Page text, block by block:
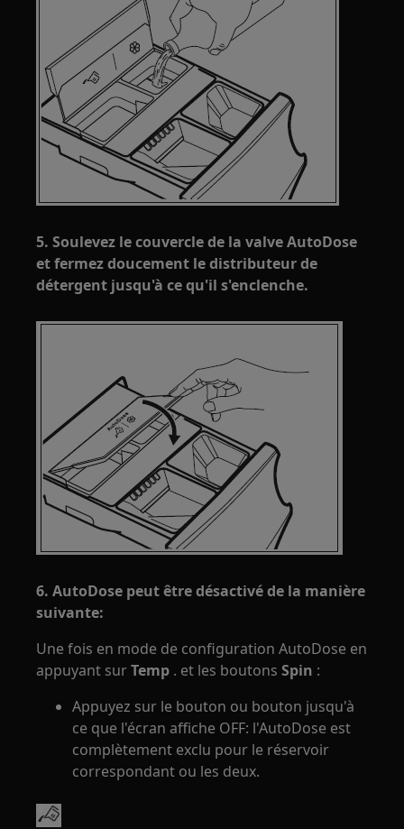
5. Soulevez le couvercle de la valve AutoDose
et fermez doucement le distributeur de
détergent jusqu'à ce qu'il s'enclenche.
6. AutoDose peut être désactivé de la manière
suivante:
Une fois en mode de configuration AutoDose en
appuyant surTemp . et les boutonsSpin :
Appuyez sur le bouton ou bouton jusqu'à
ce que l'écran affiche OFF: l'AutoDose est
complètement exclu pour le réservoir
correspondant ou les deux.